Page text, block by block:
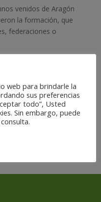
venidos de Aragón
la formación, que
federaciones o
course.p
formativa que nos
en Aragón,
web para brindarle la
sus preferencias
todo”, Usted
Sin embargo, puede